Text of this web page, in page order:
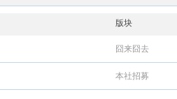
版块
囧来囧去
本社招募